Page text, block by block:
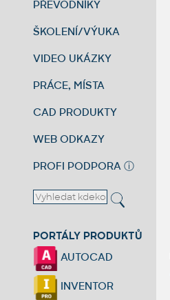
PŘEVODNÍKY
ŠKOLENÍ/VÝUKA
VIDEO UKÁZKY
PRÁCE, MÍSTA
CAD PRODUKTY
WEB ODKAZY
PROFI PODPORA ⓘ
PORTÁLY PRODUKTŮ
AUTOCAD
INVENTOR